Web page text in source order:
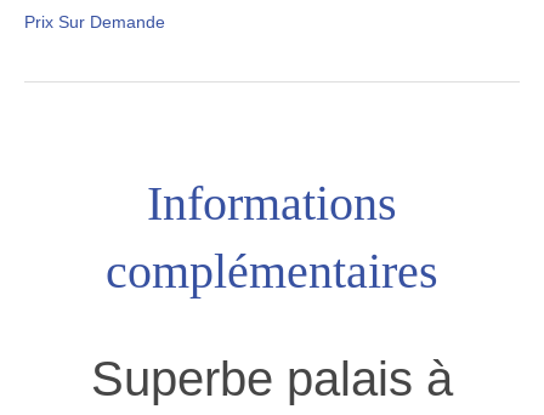
Prix Sur Demande
Informations
complémentaires
Superbe palais à